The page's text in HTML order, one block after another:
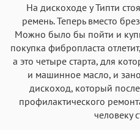
На дискоходе у Типти
ремень. Теперь вместо
Можно было бы пойти и
покупка фибропласта
а это четыре старта, для
и машинное масло, и
дискоход, который
профилактического
человеку